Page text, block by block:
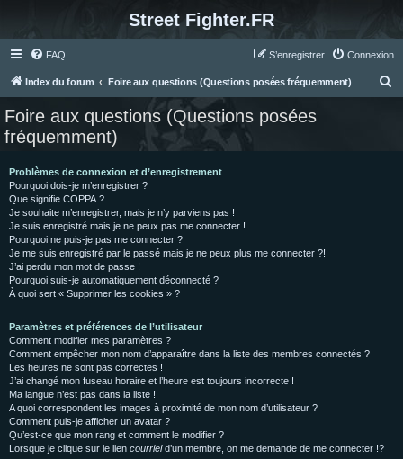
Street Fighter.FR
FAQ Connexion
S’enregistrer
Index du forum Foire aux questions (Questions posées fréquemment)
Foire aux questions (Questions posées
fréquemment)
Problèmes de connexion et d’enregistrement
Pourquoi dois-je m’enregistrer ?
Que signifie COPPA ?
Je souhaite m’enregistrer, mais je n’y parviens pas !
Je suis enregistré mais je ne peux pas me connecter !
Pourquoi ne puis-je pas me connecter ?
Je me suis enregistré par le passé mais je ne peux plus me connecter ?!
J’ai perdu mon mot de passe !
Pourquoi suis-je automatiquement déconnecté ?
À quoi sert « Supprimer les cookies » ?
Paramètres et préférences de l’utilisateur
Comment modifier mes paramètres ?
Comment empêcher mon nom d’apparaître dans la liste des membres connectés ?
Les heures ne sont pas correctes !
J’ai changé mon fuseau horaire et l’heure est toujours incorrecte !
Ma langue n’est pas dans la liste !
A quoi correspondent les images à proximité de mon nom d’utilisateur ?
Comment puis-je afficher un avatar ?
Qu’est-ce que mon rang et comment le modifier ?
Lorsque je clique sur le lien courrield’un membre, on me demande de me connecter !?